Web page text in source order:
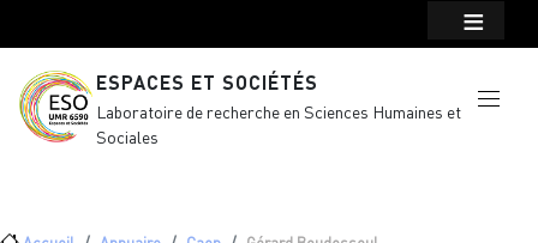
ESPACES ET SOCIÉTÉS
Laboratoire de recherche en Sciences Humaines et
Sociales